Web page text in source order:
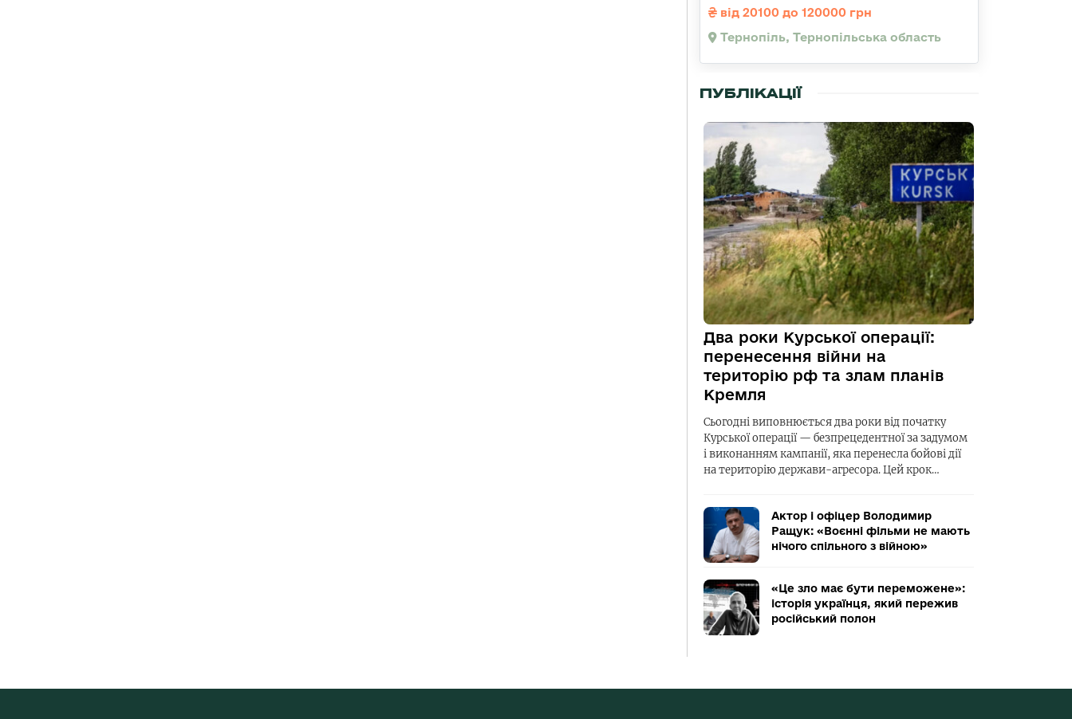
від 20100 до 120000 грн
Тернопіль, Тернопільська область
ПУБЛІКАЦІЇ
Два роки Курської операції:
перенесення війни на
територію рф та злам планів
Кремля
Сьогодні виповнюється два роки від початку
Курської операції — безпрецедентної за задумом
і виконанням кампанії, яка перенесла бойові дії
на територію держави-агресора. Цей крок…
Актор і офіцер Володимир
Ращук: «Воєнні фільми не мають
нічого спільного з війною»
«Це зло має бути переможене»:
історія українця, який пережив
російський полон